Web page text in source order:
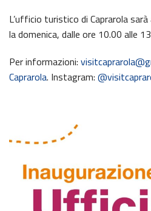
L’ufficio turistico di Caprarola
la domenica, dalle ore 10.00 alle
Per informazioni:
Caprarola. Instagram: